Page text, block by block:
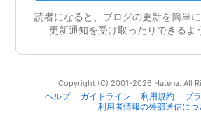
読者になると、ブログの更新を簡単に
更新通知を受け取ったりできるよ
Copyright (C) 2001-2026 Hatena. All
ヘルプ
ガイドライン 利用規約
プ
利用者情報の外部送信につ